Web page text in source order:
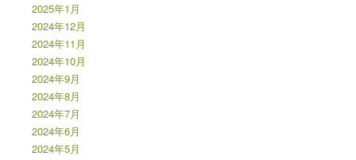
2025年1月
2024年12月
2024年11月
2024年10月
2024年9月
2024年8月
2024年7月
2024年6月
2024年5月